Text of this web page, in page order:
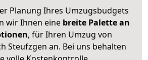
Planung Ihres Umzugsbudgets
wir Ihnen eine breite Palette an
, für Ihren Umzug von
Steufzgen an. Bei uns behalten